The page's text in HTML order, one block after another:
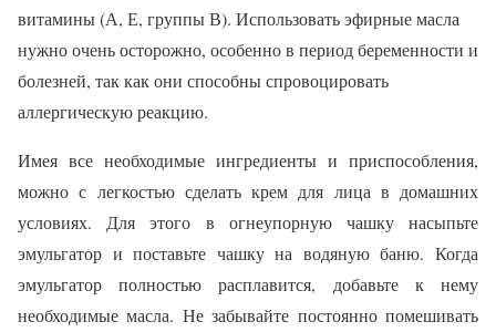
витамины (А, Е, группы В). Использовать эфирные масла
нужно очень осторожно, особенно в период беременности и
болезней, так как они способны спровоцировать
аллергическую реакцию.
Имея все необходимые ингредиенты и приспособления,
можно с легкостью сделать крем для лица в домашних
условиях. Для этого в огнеупорную чашку насыпьте
эмульгатор и поставьте чашку на водяную баню. Когда
эмульгатор полностью расплавится, добавьте к нему
необходимые масла. Не забывайте постоянно помешивать